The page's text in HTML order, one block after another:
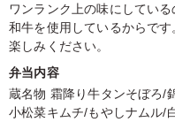
ワンランク上の味にしてい
和牛を使用しているからで
楽しみください。
弁当内容
蔵名物 霜降り牛タンそぼろ/
小松菜キムチ/もやしナムル/